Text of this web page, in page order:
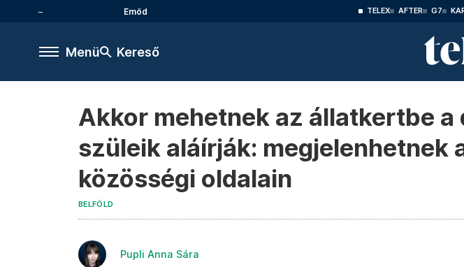
Emőd TELEX AFTER G7
Menü Kereső
Akkor mehetnek az állatkertbe a
szüleik aláírják: megjelenhetnek
közösségi oldalain
BELFÖLD
Pupli Anna Sára